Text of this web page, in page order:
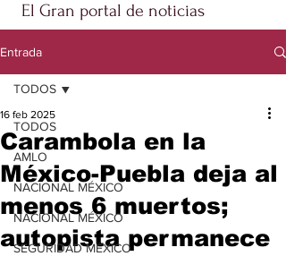
El Gran portal de noticias
Entrada
TODOS
AMLO
NACIONAL MÉXICO
NACIONAL MÉXICO
SEGURIDAD MÉXICO
TODOS
Carambola en la
México-Puebla deja al
menos 6 muertos;
autopista permanece
16 feb 2025